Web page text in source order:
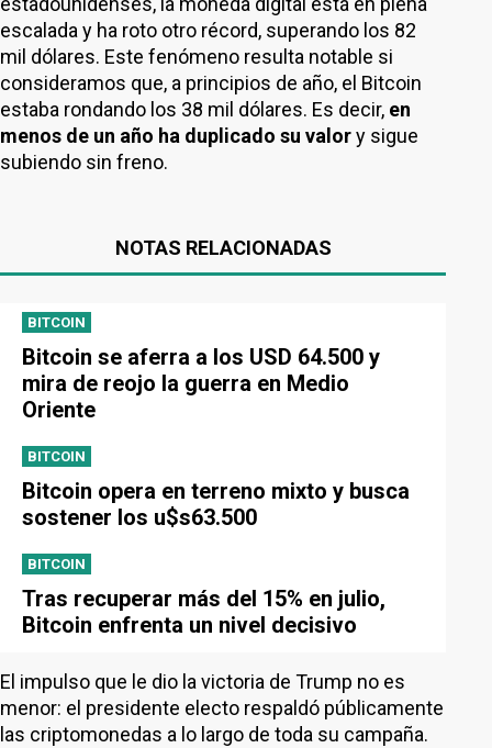
escalada y ha roto otro récord, superando los 82
mil dólares. Este fenómeno resulta notable si
consideramos que, a principios de año, el Bitcoin
estaba rondando los 38 mil dólares. Es decir, en
menos de un año ha duplicado su valory sigue
subiendo sin freno.
NOTAS RELACIONADAS
BITCOIN
Bitcoin se aferra a los USD 64.500 y
mira de reojo la guerra en Medio
Oriente
BITCOIN
Bitcoin opera en terreno mixto y busca
sostener los u$s63.500
BITCOIN
Tras recuperar más del 15% en julio,
Bitcoin enfrenta un nivel decisivo
El impulso que le dio la victoria de Trump no es
menor: el presidente electo respaldó públicamente
las criptomonedas a lo largo de toda su campaña.